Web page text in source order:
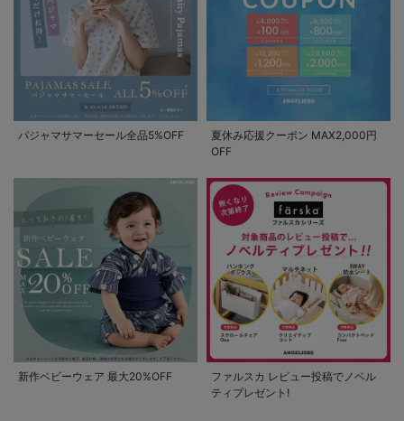
パジャマサマーセール全品5%OFF
夏休み応援クーポン MAX2,000円
OFF
新作ベビーウェア 最大20%OFF
ファルスカ レビュー投稿でノベル
ティプレゼント!